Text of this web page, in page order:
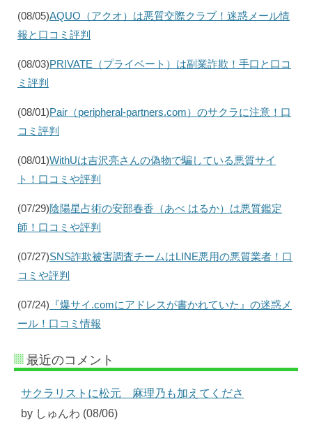
(08/05)AQUO（アクオ）は悪質交際クラブ！迷惑メール情
報と口コミ評判
(08/03)PRIVATE（プライベート）は副業詐欺！手口と口コ
ミ評判
(08/01)Pair（peripheral-partners.com）のサクラに注意！口
コミ評判
(08/01)WithUは吉沢亮さんの偽物で騙している悪質サイ
ト！口コミや評判
(07/29)陰陽星占術の安部春香（あべ はるか）は悪質鑑定
師！口コミや評判
(07/27)SNS詐欺被害調査チームはLINE悪用の悪質業者！口
コミや評判
(07/24) 『爆サイ.comにアドレスが書かれていた』の迷惑メ
ール！口コミ情報
最近のコメント
サクラリストに松元 麻理乃も加えてくださ
by しゅんわ (08/06)